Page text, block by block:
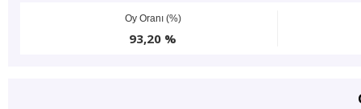
Oy Oranı (%)
93,20 %